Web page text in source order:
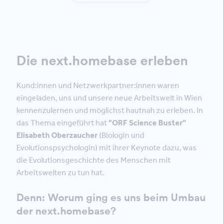
Die next.homebase erleben
Kund:innen und Netzwerkpartner:innen waren
eingeladen, uns und unsere neue Arbeitswelt in Wien
kennenzulernen und möglichst hautnah zu erleben. In
das Thema eingeführt hat "ORF Science Buster"
Elisabeth Oberzaucher (Biologin und
Evolutionspsychologin) mit ihrer Keynote dazu, was
die Evolutionsgeschichte des Menschen mit
Arbeitswelten zu tun hat.
Denn: Worum ging es uns beim Umbau
der next.homebase?